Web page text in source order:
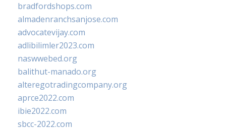
bradfordshops.com
almadenranchsanjose.com
advocatevijay.com
adlibilimler2023.com
naswwebed.org
balithut-manado.org
alteregotradingcompany.org
aprce2022.com
ibie2022.com
sbcc-2022.com